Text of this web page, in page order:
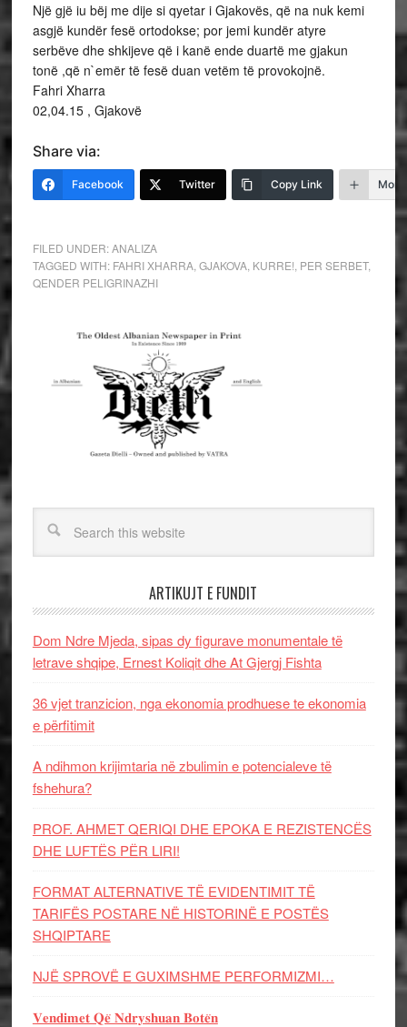
Një gjë iu bëj me dije si qyetar i Gjakovës, që na nuk kemi
asgjë kundër fesë ortodokse; por jemi kundër atyre
serbëve dhe shkijeve që i kanë ende duartë me gjakun
tonë ,që n`emër të fesë duan vetëm të provokojnë.
Fahri Xharra
02,04.15 , Gjakovë
Share via:
Facebook Twitter Copy Link More
FILED UNDER:ANALIZA
TAGGED WITH: FAHRI XHARRA, GJAKOVA, KURRE! PER SERBET,
QENDER PELIGRINAZHI
ARTIKUJT E FUNDIT
Dom Ndre Mjeda, sipas dy figurave monumentale të
letrave shqipe, Ernest Koliqit dhe At Gjergj Fishta
36 vjet tranzicion, nga ekonomia prodhuese te ekonomia
e përfitimit
A ndihmon krijimtaria në zbulimin e potencialeve të
fshehura?
PROF. AHMET QERIQI DHE EPOKA E REZISTENCЁS
DHE LUFTЁS PЁR LIRI!
FORMAT ALTERNATIVE TË EVIDENTIMIT TË
TARIFËS POSTARE NË HISTORINË E POSTËS
SHQIPTARE
NJË SPROVË E GUXIMSHME PERFORMIZMI…
𝐕𝐞𝐧𝐝𝐢𝐦𝐞𝐭 𝐐𝐞̈ 𝐍𝐝𝐫𝐲𝐬𝐡𝐮𝐚𝐧 𝐁𝐨𝐭𝐞̈𝐧